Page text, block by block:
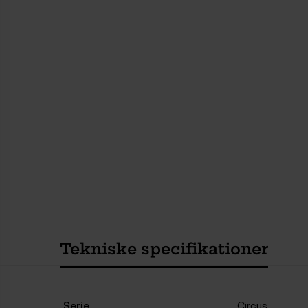
Tekniske specifikationer
Serie
Circus